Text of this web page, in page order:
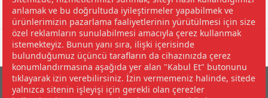
Nedir?
Yardım